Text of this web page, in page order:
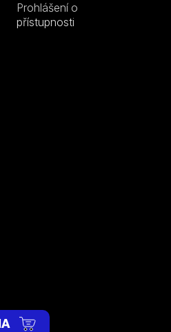
Prohlášení o
přístupnosti